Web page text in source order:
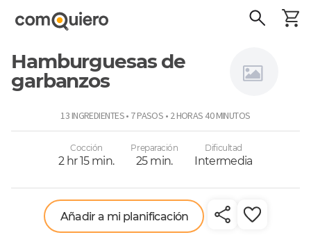
Hamburguesas de
garbanzos
13 INGREDIENTES • 7 PASOS • 2 HORAS 40 MINUTOS
Cocción
2 hr 15 min.
Preparación
25 min.
Dificultad
Intermedia
Añadir a mi planificación